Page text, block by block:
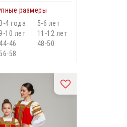
размеры
3-4 года
5-6 лет
9-10 лет
11-12 лет
44-46
48-50
58